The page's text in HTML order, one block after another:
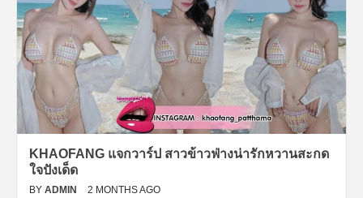
KHAOFANG แจกวาร์ป สาวข้าวฟ่างน่ารักหวานสะกด
ใจปังเด็ด
BY ADMIN 2 MONTHS AGO